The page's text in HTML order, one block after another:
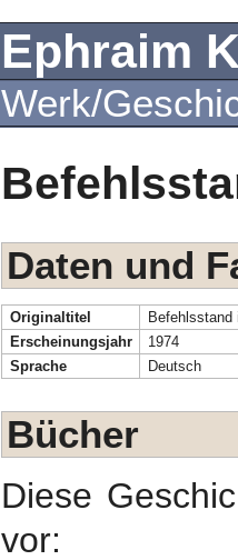
Ephraim
Werk/
Daten und
Originaltitel
Erscheinungsjahr
1974
Sprache
Deutsch
Bücher
Diese
vor: